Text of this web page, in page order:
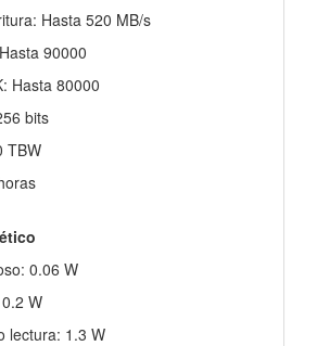
Hasta 520 MB/s
90000
Hasta 80000
bits
TBW
0.06 W
W
lectura: 1.3 W